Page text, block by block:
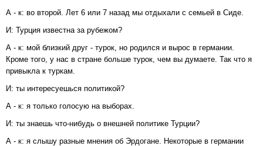
А - к: во второй. Лет 6 или 7 назад мы отдыхали с семьей в Сиде.
И: Турция известна за рубежом?
А - к: мой близкий друг - турок, но родился и вырос в германии.
Кроме того, у нас в стране больше турок, чем вы думаете. Так что я
привыкла к туркам.
И: ты интересуешься политикой?
А - к: я только голосую на выборах.
И: ты знаешь что-нибудь о внешней политике Турции?
А - к: я слышу разные мнения об Эрдогане. Некоторые в германии